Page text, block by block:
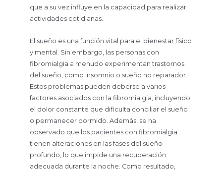
que a su vez influye en la capacidad para realizar
actividades cotidianas.
El sueño es una función vital para el bienestar físico
y mental. Sin embargo, las personas con
fibromialgia a menudo experimentan trastornos
del sueño, como insomnio o sueño no reparador.
Estos problemas pueden deberse a varios
factores asociados con la fibromialgia, incluyendo
el dolor constante que dificulta conciliar el sueño
o permanecer dormido. Además, se ha
observado que los pacientes con fibromialgia
tienen alteraciones en las fases del sueño
profundo, lo que impide una recuperación
adecuada durante la noche. Como resultado,